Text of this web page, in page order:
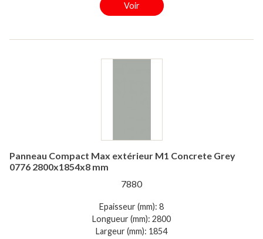
Voir
Panneau Compact Max extérieur M1 Concrete Grey
0776 2800x1854x8 mm
7880
Epaisseur (mm): 8
Longueur (mm): 2800
Largeur (mm): 1854